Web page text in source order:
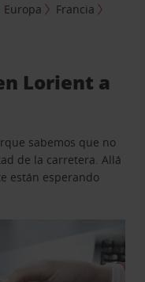
Europa
Francia
Lorient a
sabemos que no
de la carretera. Allá
están esperando